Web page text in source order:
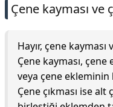
Çene kayması ve
Hayır, çene kayması
Çene kayması,
veya çene
Çene çıkması ise